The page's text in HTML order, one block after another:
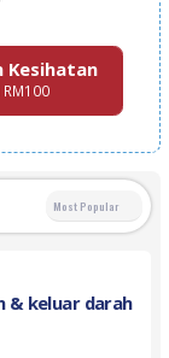
Kesihatan
Most Popular
& keluar darah